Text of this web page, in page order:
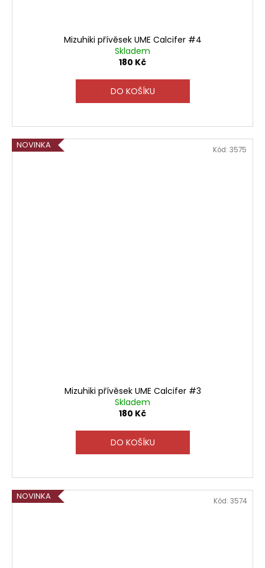
Mizuhiki přívěsek UME Calcifer #4
Skladem
180 Kč
DO KOŠÍKU
NOVINKA
Mizuhiki přívěsek UME Calcifer #3
Skladem
180 Kč
DO KOŠÍKU
Kód: 3575
NOVINKA Kód: 3574